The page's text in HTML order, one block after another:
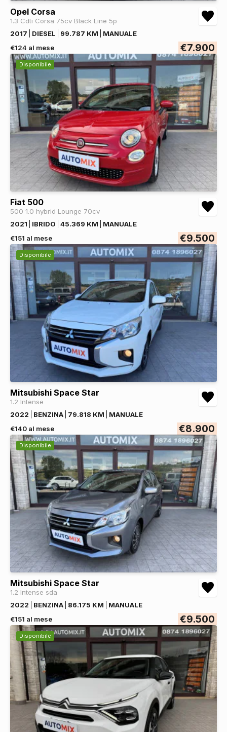
Opel Corsa
1.3 Cdti Corsa 75cv Black Line 5p
2017
DIESEL 99.787 KM
MANUALE
€124 al mese
€7.900
Disponibile
Fiat 500
500 1.0 hybrid Lounge 70cv
2021
IBRIDO 45.369 KM
MANUALE
€151 al mese
€9.500
Disponibile
Mitsubishi Space Star
1.2 Intense
2022
BENZINA 79.818 KM
MANUALE
€140 al mese
€8.900
Disponibile
Mitsubishi Space Star
1.2 Intense sda
2022
BENZINA 86.175 KM
MANUALE
€151 al mese
€9.500
Disponibile